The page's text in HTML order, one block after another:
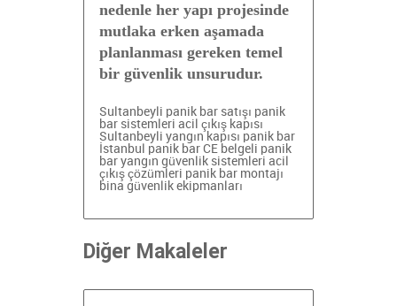
nedenle her yapı projesinde
mutlaka erken aşamada
planlanması gereken temel
bir güvenlik unsurudur.
Sultanbeyli panik bar satışı panik
bar sistemleri acil çıkış kapısı
Sultanbeyli yangın kapısı panik bar
İstanbul panik bar CE belgeli panik
bar yangın güvenlik sistemleri acil
çıkış çözümleri panik bar montajı
bina güvenlik ekipmanları
Diğer Makaleler